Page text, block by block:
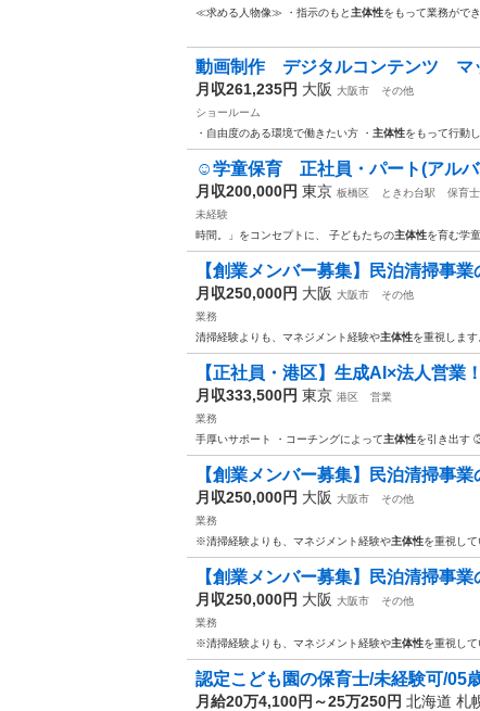
≪求める人物像≫ ・指示のもと主体性をもって業務がで
動画制作 デジタルコンテンツ マ
月収261,235円 大阪 大阪市
その他
ショールーム
・自由度のある環境で働きたい方 ・ 主体性をもって行動
☺︎学童保育 正社員・パート(アル
月収200,000円 東京 板橋区 ときわ台駅
保育士
未経験
時間。」をコンセプトに、 子どもたちの主体性を育む学
【創業メンバー募集】民泊清掃事
月収250,000円 大阪 大阪市
その他
業務
清掃経験よりも、マネジメント経験や主体性を重視しま
【正社員・港区】生成AI×法人営業
月収333,500円 東京 港区
営業
業務
手厚いサポート ・コーチングによって主体性を引き出す
【創業メンバー募集】民泊清掃事
月収250,000円 大阪 大阪市
その他
業務
※清掃経験よりも、マネジメント経験や主体性を重視し
【創業メンバー募集】民泊清掃事
月収250,000円 大阪 大阪市
その他
業務
※清掃経験よりも、マネジメント経験や主体性を重視し
認定こども園の保育士/未経験可/05
月給20万4,100円～25万250円 北海道 札